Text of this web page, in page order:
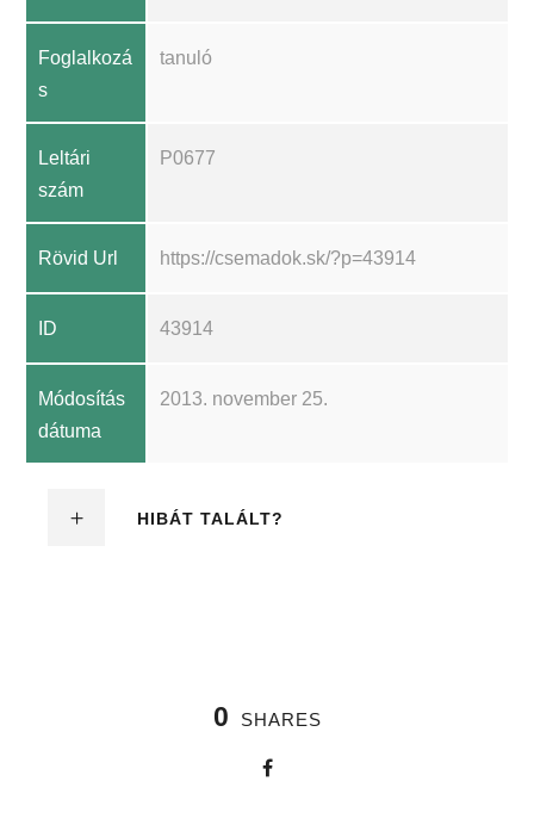
Foglalkozá
s
tanuló
Leltári
szám
P0677
Rövid Url https://csemadok.sk/?p=43914
ID 43914
Módosítás
dátuma
2013. november 25.
HIBÁT TALÁLT?
0 SHARES